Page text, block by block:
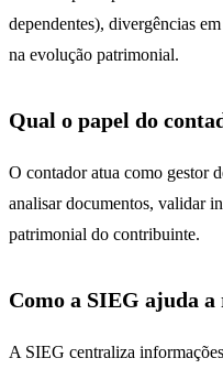
dependentes), divergências
na evolução patrimonial.
Qual o papel do
O contador atua como gestor
analisar documentos, validar
patrimonial do contribuinte.
Como a SIEG ajuda
A SIEG centraliza